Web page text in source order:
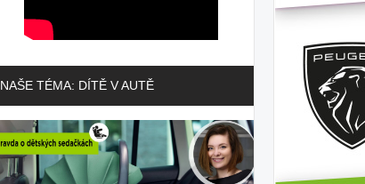
NAŠE TÉMA: DÍTĚ V AUTĚ